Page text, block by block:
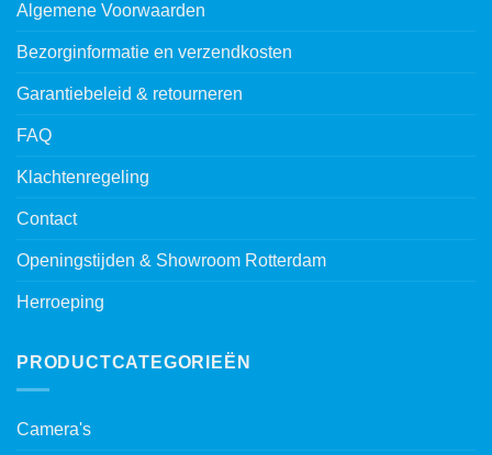
Algemene Voorwaarden
Bezorginformatie en verzendkosten
Garantiebeleid & retourneren
FAQ
Klachtenregeling
Contact
Openingstijden & Showroom Rotterdam
Herroeping
PRODUCTCATEGORIEËN
Camera's